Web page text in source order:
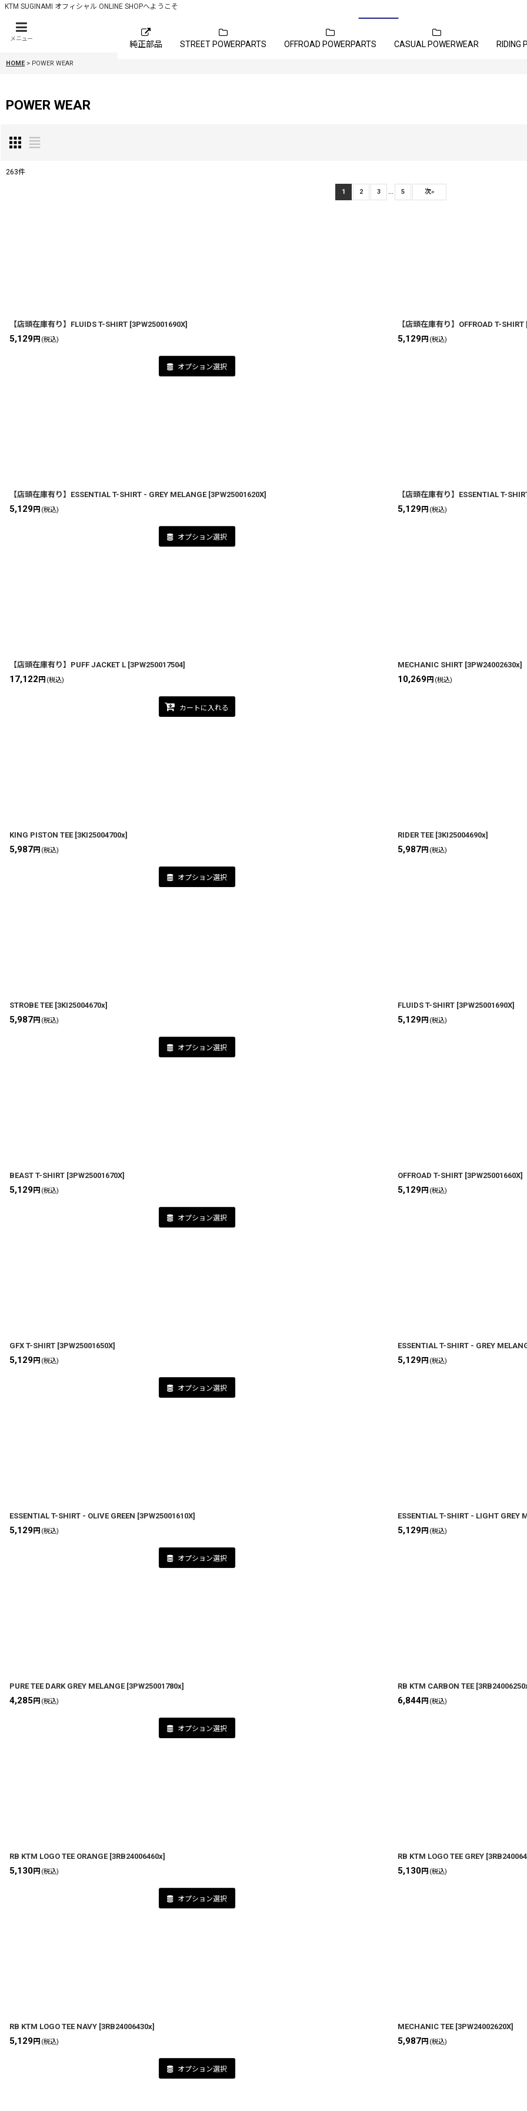
KTM SUGINAMI オフィシャル ONLINE SHOPへようこそ
メニュー
純正部品 STREET POWERPARTS OFFROAD POWERPARTS CASUAL POWERWEAR RIDING
HOME > POWER WEAR
POWER WEAR
263件
1 2 3 5 次»
【店頭在庫有り】FLUIDS T-SHIRT [3PW25001690X]
5,129円 (税込)
オプション選択
【店頭在庫有り】OFFROAD T-SHIRT
5,129円 (税込)
【店頭在庫有り】ESSENTIAL T-SHIRT - GREY MELANGE [3PW25001620X]
5,129円 (税込)
オプション選択
【店頭在庫有り】ESSENTIAL T-
5,129円 (税込)
【店頭在庫有り】PUFF JACKET L [3PW250017504]
17,122 円 (税込)
カートに入れる
MECHANIC SHIRT [3PW24002630x]
10,269円 (税込)
KING PISTON TEE [3KI25004700x]
5,987円 (税込)
オプション選択
RIDER TEE [3KI25004690x]
5,987円 (税込)
STROBE TEE [3KI25004670x]
5,987円 (税込)
オプション選択
FLUIDS T-SHIRT [3PW25001690X]
5,129円 (税込)
BEAST T-SHIRT [3PW25001670X]
5,129円 (税込)
オプション選択
OFFROAD T-SHIRT [3PW25001660X]
5,129円 (税込)
GFX T-SHIRT [3PW25001650X]
5,129円 (税込)
オプション選択
ESSENTIAL T-SHIRT - GREY
5,129円 (税込)
ESSENTIAL T-SHIRT - OLIVE GREEN [3PW25001610X]
5,129円 (税込)
オプション選択
ESSENTIAL T-SHIRT - LIGHT GREY
5,129円 (税込)
PURE TEE DARK GREY MELANGE [3PW25001780x]
4,285 円 (税込)
オプション選択
RB KTM CARBON TEE [
6,844円 (税込)
RB KTM LOGO TEE ORANGE [3RB24006460x]
5,130円 (税込)
オプション選択
RB KTM LOGO TEE GREY [
5,130円 (税込)
RB KTM LOGO TEE NAVY [3RB24006430x]
5,129円 (税込)
オプション選択
MECHANIC TEE [3PW24002620X]
5,987円 (税込)